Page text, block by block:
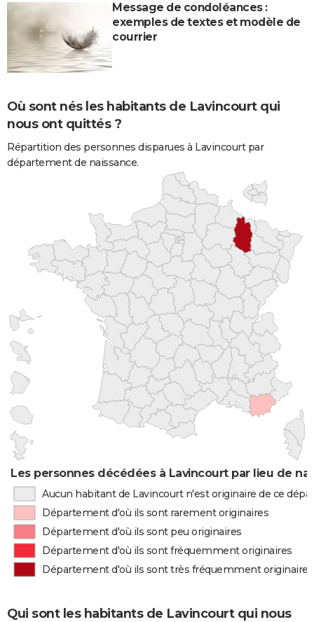
Message de condoléances :
exemples de textes et modèle de
courrier
Où sont nés les habitants de Lavincourt qui
nous ont quittés ?
Répartition des personnes disparues à Lavincourt par
département de naissance.
Les personnes décédées à Lavincourt par lieu de
Aucun habitant de Lavincourt n'est originaire de ce
Département d'où ils sont rarement originaires
Département d'où ils sont peu originaires
Département d'où ils sont fréquemment originaires
Département d'où ils sont très fréquemment originaires
Qui sont les habitants de Lavincourt qui nous